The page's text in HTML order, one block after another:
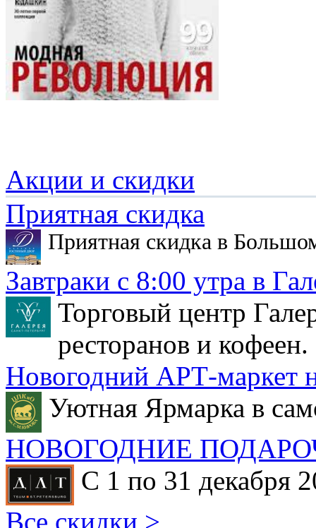
Акции и скидки
Приятная скидка
Приятная скидка в
Завтраки с 8:00 утра в
Торговый центр
ресторанов и кофеен.
Новогодний АРТ-маркет
Уютная Ярмарка в
НОВОГОДНИЕ
С 1 по 31 декабря
Все скидки >